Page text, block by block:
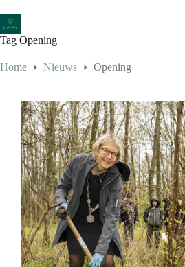
naar
de
inhoud
Tag Opening
Home Nieuws Opening